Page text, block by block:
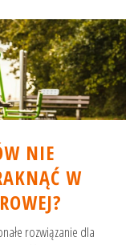
NIE
W
rozwiązanie dla